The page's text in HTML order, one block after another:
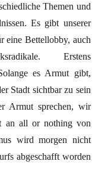
Themen und
Es gibt unserer
eine Bettellobby, auch
Erstens
es Armut gibt,
Stadt sichtbar zu sein
Armut sprechen, wir
an all or nothing von
wird morgen nicht
abgeschafft worden